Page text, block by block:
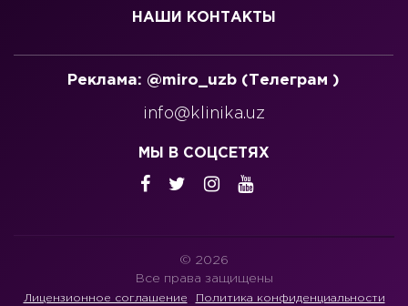
НАШИ КОНТАКТЫ
Реклама: @miro_uzb (Телеграм )
info@klinika.uz
МЫ В СОЦСЕТЯХ
© 2026
Все права защищены
Лицензионное соглашение Политика конфиденциальности